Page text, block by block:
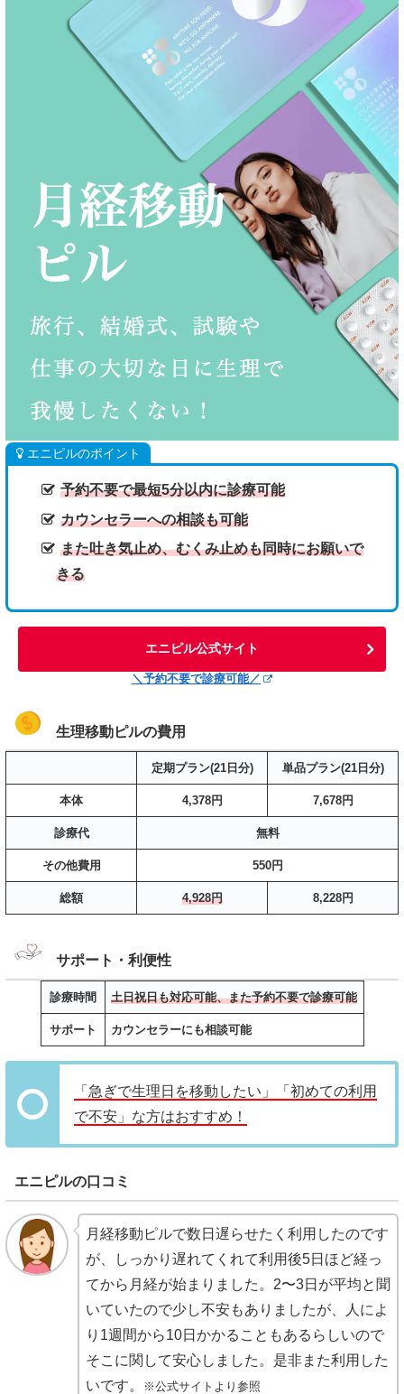
エニピルのポイント
予約不要で最短5分以内に診療可能
カウンセラーへの相談も可能
また吐き気止め、むくみ止めも同時にお願いで
きる
エニピル公式サイト
＼予約不要で診療可能／
生理移動ピルの費用
定期プラン(21日分) 単品プラン(21日分)
本体 4,378円 7,678円
診療代 無料
その他費用 550円
総額 4,928円 8,228円
サポート・利便性
診療時間 土日祝日も対応可能、また予約不要で診療可能
サポート カウンセラーにも相談可能
「急ぎで生理日を移動したい」「初めての利用
で不安」な方はおすすめ！
エニピルの口コミ
月経移動ピルで数日遅らせたく利用したのです
が、しっかり遅れてくれて利用後5日ほど経っ
てから月経が始まりました。2〜3日が平均と聞
いていたので少し不安もありましたが、人によ
り1週間から10日かかることもあるらしいので
そこに関して安心しました。是非また利用した
いです。
※公式サイトより参照